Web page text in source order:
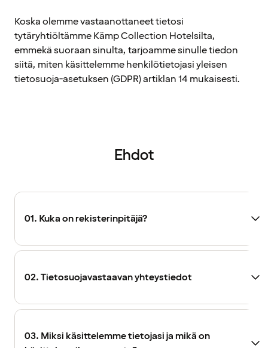
Koska olemme vastaanottaneet tietosi
tytäryhtiöltämme Kämp Collection Hotelsilta,
emmekä suoraan sinulta, tarjoamme sinulle tiedon
siitä, miten käsittelemme henkilötietojasi yleisen
tietosuoja-asetuksen (GDPR) artiklan 14 mukaisesti.
Ehdot
01. Kuka on rekisterinpitäjä?
02. Tietosuojavastaavan yhteystiedot
03. Miksi käsittelemme tietojasi ja mikä on